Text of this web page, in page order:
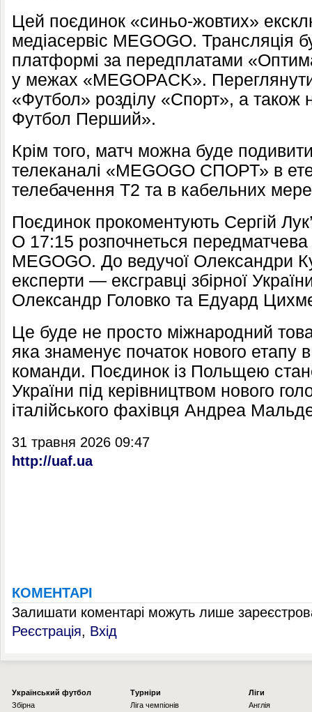
Цей поєдинок «синьо-жовтих»
медіасервіс MEGOGO. Трансляція
платформі за передплатами
у межах «MEGOPACK».
«Футбол» розділу «Спорт», а також
Футбол Перший».
Крім того, матч можна буде
телеканалі «MEGOGO СПОРТ» в
телебачення Т2 та в кабельних
Поєдинок прокоментують Сергій
О 17:15 розпочнеться передматчева
MEGOGO. До ведучої Олександри
експерти — ексгравці збірної
Олександр Головко та Едуард
Це буде не просто міжнародний
яка знаменує початок нового етапу в
команди. Поєдинок із Польщею
України під керівництвом нового
італійського фахівця Андреа
31 травня 2026 09:47
http://uaf.ua
КОМЕНТАРІ
Залишати коментарі можуть лише
Реєстрація, Вхід
Українcький футбол
Збірна
Турніри
Ліга чемпіонів
Ліги
Англія